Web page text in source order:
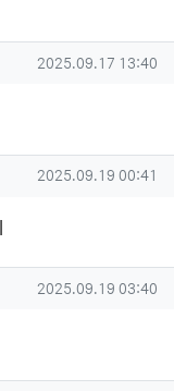
작성일
2025.09.17 13:40
작성일
2025.09.19 00:41
작성일
2025.09.19 03:40